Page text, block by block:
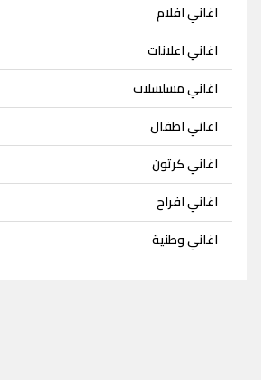
اغاني افلام
اغاني اعلانات
اغاني مسلسلات
اغاني اطفال
اغاني كرتون
اغاني افراح
اغاني وطنية